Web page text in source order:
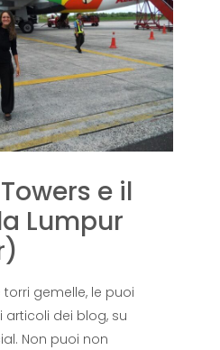
e il
Lumpur
torri gemelle, le puoi
articoli dei blog, su
Non puoi non